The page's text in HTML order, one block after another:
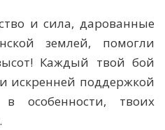
и сила, дарованные
землей, помогли
Каждый твой бой
искренней поддержкой
особенности, твоих